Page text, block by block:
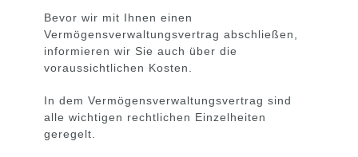
Bevor wir mit Ihnen einen
Vermögensverwaltungsvertrag abschließen,
informieren wir Sie auch über die
voraussichtlichen Kosten.
In dem Vermögensverwaltungsvertrag sind
alle wichtigen rechtlichen Einzelheiten
geregelt.